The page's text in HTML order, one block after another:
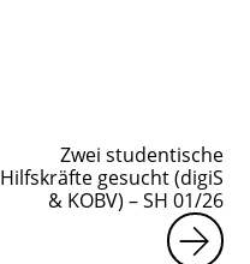
Zwei studentische
Hilfskräfte gesucht (digiS
& KOBV) – SH 01/26